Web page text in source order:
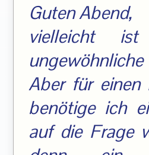
Guten Abend,
vielleicht
Aber für einen
benötige ich
auf die Frage